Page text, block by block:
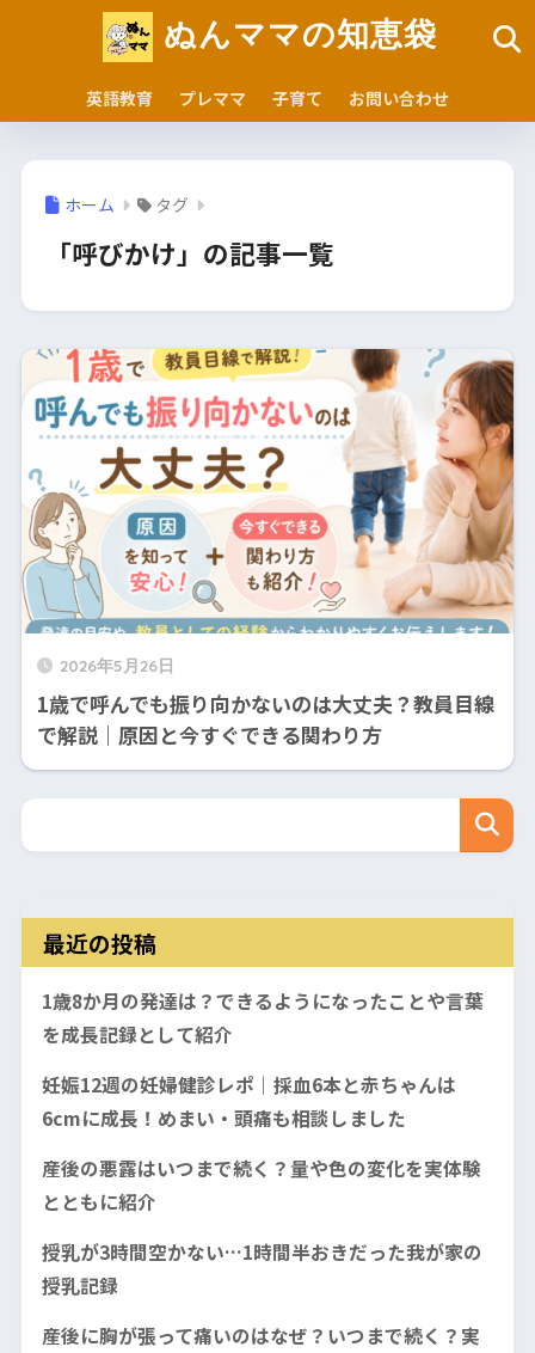
ぬんママの知恵袋
英語教育 プレママ 子育て お問い合わせ
ホーム タグ
「呼びかけ」の記事一覧
2026年5月26日
1歳で呼んでも振り向かないのは大丈夫？教員目線
で解説｜原因と今すぐできる関わり方
最近の投稿
1歳8か月の発達は？できるようになったことや言葉
を成長記録として紹介
妊娠12週の妊婦健診レポ｜採血6本と赤ちゃんは
6cmに成長！めまい・頭痛も相談しました
産後の悪露はいつまで続く？量や色の変化を実体験
とともに紹介
授乳が3時間空かない…1時間半おきだった我が家の
授乳記録
産後に胸が張って痛いのはなぜ？いつまで続く？実